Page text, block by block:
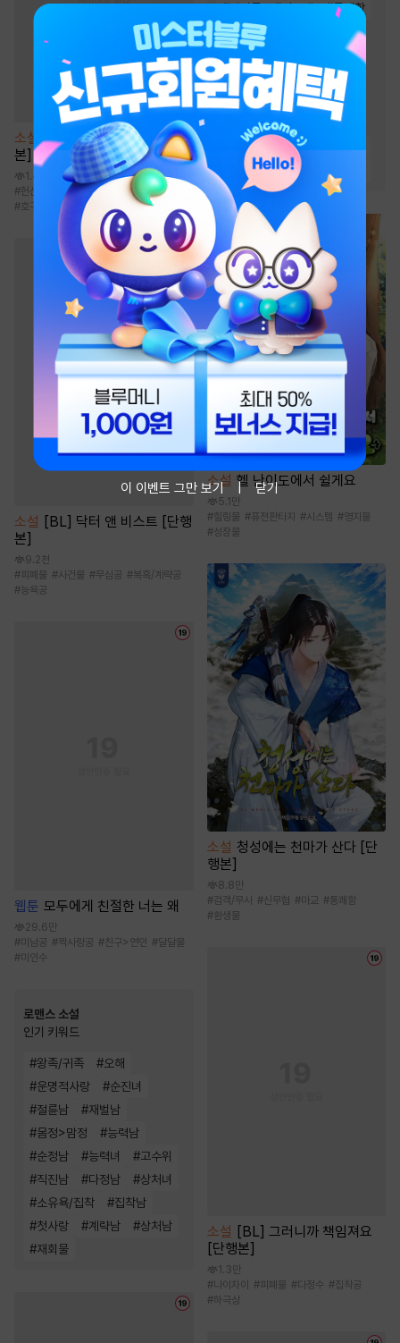
소설 [BL] 소문난 오메가 [단행
본]
1.4만
#헌신수 후회공 #순정수 #집착공
#호구수
소설
[BL] 닥터 앤 비스트 [단행
본]
9.2천
#피폐물 #사건물 #무심공 #복흑/계략공
#능욕공
웹툰 모두에게 친절한 너는 왜
29.6만
#미남공 #짝사랑공 #친구>연인 #달달물
#미인수
로맨스 소설
인기 키워드
#왕족/귀족 #오해
#운명적사랑 #순진녀
#절륜남 #재벌남
#몸정>맘정 #능력남
#순정남 #능력녀 #고수위
#직진남 #다정남 #상처녀
#소유욕/집착 #집착남
#첫사랑 #계략남 #상처남
#재회물
#성장물 #시스템 #통쾌함
#경영/기업
복수물
#스포츠물 #
게임시스템
#생존물 #차원이동물
회귀물 #천재
빙의물
환생물 비장함 #전쟁물
전문직 #이능력 #
소설 헬 난이도에서 쉴게요
5.1만
#힐링물 #퓨전판타지 #시스템 #영지물
#성장물
소설 청성에는 천마가 산다 [단
행본]
8.8만
#검객/무사 #신무협 #마교 #통쾌함
#환생물
소설
[BL] 그러니까 책임져요
[단행본]
1.3만
#나이차이 #피폐물 #다정수 #집착공
#하극상
이 이벤트 그만 보기 닫기